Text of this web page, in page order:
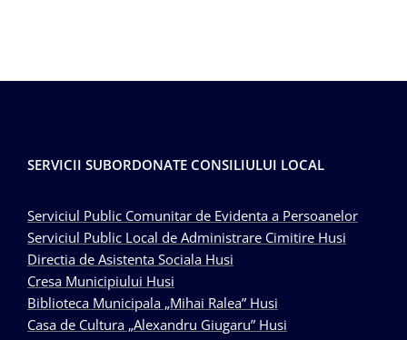
SERVICII SUBORDONATE CONSILIULUI LOCAL
Serviciul Public Comunitar de Evidenta a Persoanelor
Serviciul Public Local de Administrare Cimitire Husi
Directia de Asistenta Sociala Husi
Cresa Municipiului Husi
Biblioteca Municipala „Mihai Ralea” Husi
Casa de Cultura „Alexandru Giugaru” Husi